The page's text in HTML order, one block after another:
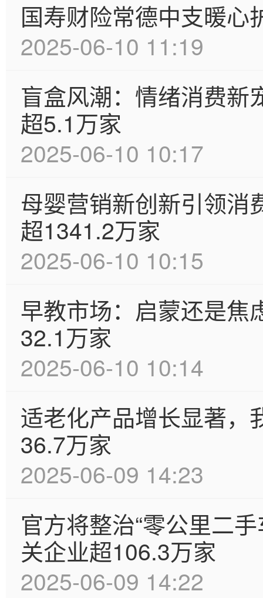
国寿财险常德中支暖心
2025-06-10 11:19
盲盒风潮：情绪消费新
超5.1万家
2025-06-10 10:17
母婴营销新创新引领消
超1341.2万家
2025-06-10 10:15
早教市场：启蒙还是焦
32.1万家
2025-06-10 10:14
适老化产品增长显著，
36.7万家
2025-06-09 14:23
官方将整治“零公里二
关企业超106.3万家
2025-06-09 14:22